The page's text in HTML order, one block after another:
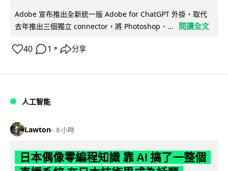
Adobe 宣布推出全新統一版 Adobe for ChatGPT 外掛，取代
去年推出三個獨立 connector，將 Photoshop、...
閱讀全文
40 1 ↗ 分享
人工智能
Lawton 8 小時
日本偶像零編程知識 靠 AI 搞了一整個